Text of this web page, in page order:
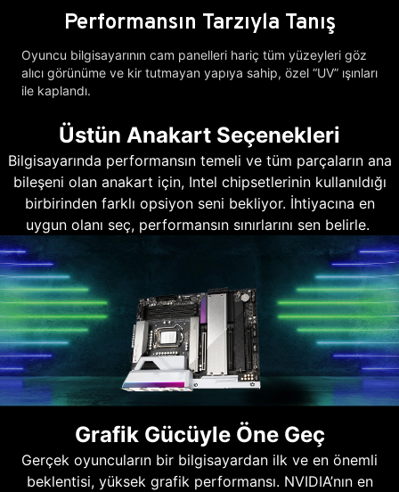
Performansın Tarzıyla Tanış
Oyuncu bilgisayarının cam panelleri hariç tüm yüzeyleri göz
alıcı görünüme ve kir tutmayan yapıya sahip, özel “UV” ışınları
ile kaplandı.
Üstün Anakart Seçenekleri
Bilgisayarında performansın temeli ve tüm parçaların ana
bileşeni olan anakart için, Intel chipsetlerinin kullanıldığı
birbirinden farklı opsiyon seni bekliyor. İhtiyacına en
uygun olanı seç, performansın sınırlarını sen belirle.
Grafik Gücüyle Öne Geç
Gerçek oyuncuların bir bilgisayardan ilk ve en önemli
beklentisi, yüksek grafik performansı. NVIDIA’nın en